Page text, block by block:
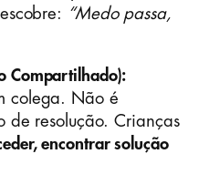
“Medo passa,
Compartilhado):
colega. Não é
de resolução. Crianças
encontrar solução